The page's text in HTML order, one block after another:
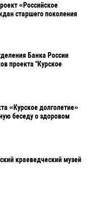
«Российское
старшего поколения
Банка России
проекта "Курское
«Курское долголетие»
беседу о здоровом
краеведческий музей